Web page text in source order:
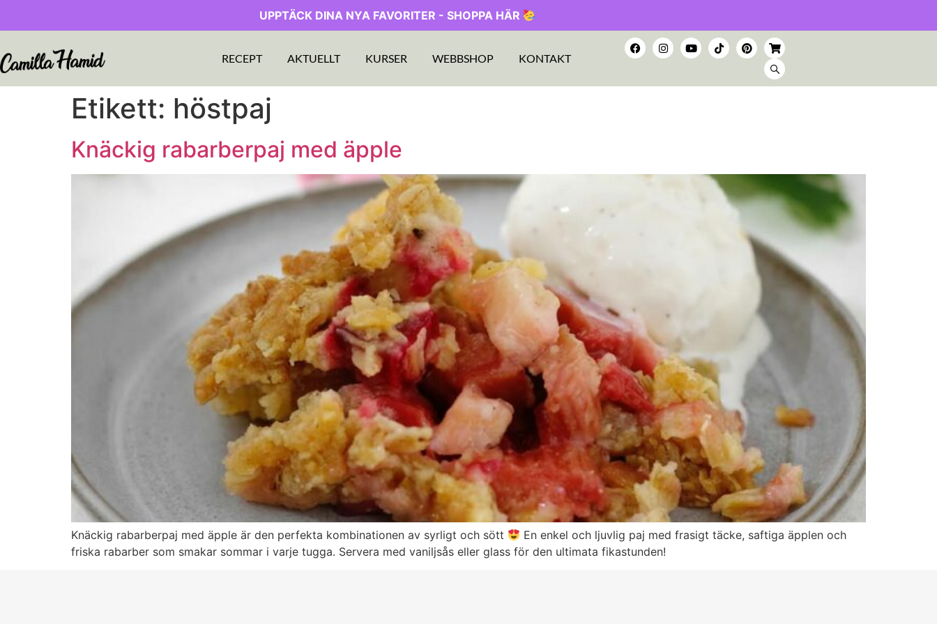
UPPTÄCK DINA NYA FAVORITER - SHOPPA HÄR
RECEPT AKTUELLT KURSER WEBBSHOP KONTAKT
Etikett: höstpaj
Knäckig rabarberpaj med äpple
Knäckig rabarberpaj med äpple är den perfekta kombinationen av syrligt och sött
En enkel och ljuvlig paj med frasigt täcke, saftiga äpplen och
friska rabarber som smakar sommar i varje tugga. Servera med vaniljsås eller glass för den ultimata fikastunden!